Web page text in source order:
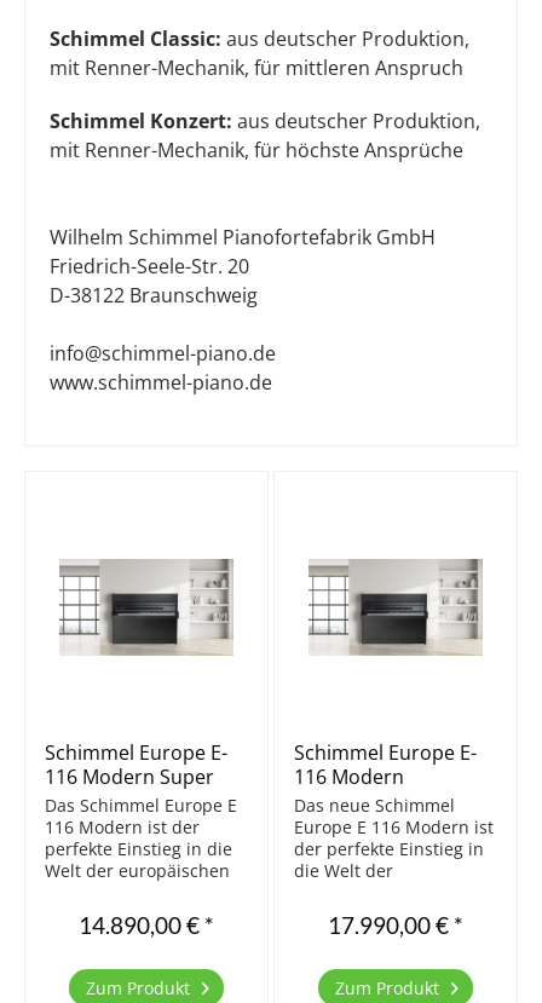
Schimmel Classic: aus deutscher Produktion,
mit Renner-Mechanik, für mittleren Anspruch
Schimmel Konzert: aus deutscher Produktion,
mit Renner-Mechanik, für höchste Ansprüche
Wilhelm Schimmel Pianofortefabrik GmbH
Friedrich-Seele-Str. 20
D-38122 Braunschweig
info@schimmel-piano.de
www.schimmel-piano.de
Schimmel Europe E-
116 Modern Super
Matt
Das Schimmel Europe E
116 Modern ist der
perfekte Einstieg in die
Welt der europäischen
Gestaltung ist auf das
Wesentliche reduziert
gehalten. Hier die
14.890,00 € *
Zum Produkt
Schimmel Europe E-
116 Modern
TwinTone Super Matt
Das neue Schimmel
Europe E 116 Modern ist
der perfekte Einstieg in
die Welt der
Klaviermusik. Die
Gestaltung ist auf das
und bewußt modern
17.990,00 € *
Zum Produkt